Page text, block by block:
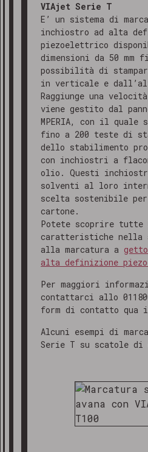
VIAjet Serie T
E’ un sistema di
inchiostro ad alta
piezoelettrico
dimensioni da 50 mm
possibilità di
in verticale e
Raggiunge una
viene gestito dal
MPERIA, con il quale
fino a 200 teste di
dello stabilimento
con inchiostri a
olio. Questi inchiostri
solventi al loro
scelta sostenibile
cartone.
Potete scoprire tutte
caratteristiche nella
alla marcatura a
alta definizione
Per maggiori
contattarci allo
form di contatto qua
Alcuni esempi di
Serie T su scatole di